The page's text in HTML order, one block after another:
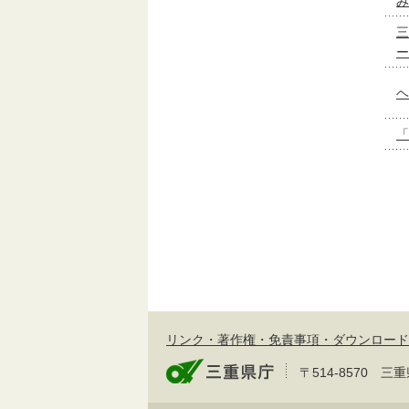
リンク・著作権・免責事項・ダウンロード
〒514-8570 三重